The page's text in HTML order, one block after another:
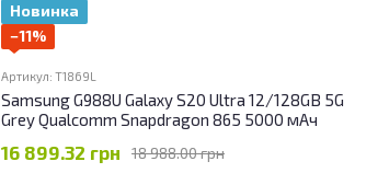
Новинка
−11%
Артикул: T1869L
Samsung G988U Galaxy S20 Ultra 12/128GB 5G
Grey Qualcomm Snapdragon 865 5000 мАч
18 988.00 грн
16 899.32 грн